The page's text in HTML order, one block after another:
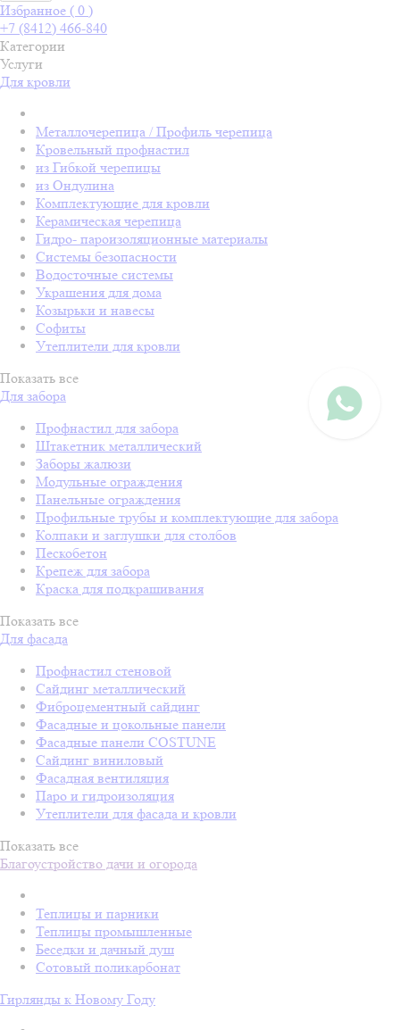
Избранное ( 0 )
+7 (8412) 466-840
Категории
Услуги
Для кровли
Металлочерепица / Профиль черепица
Кровельный профнастил
из Гибкой черепицы
из Ондулина
Комплектующие для кровли
Керамическая черепица
Гидро- пароизоляционные материалы
Системы безопасности
Водосточные системы
Украшения для дома
Козырьки и навесы
Софиты
Утеплители для кровли
Показать все
Для забора
Профнастил для забора
Штакетник металлический
Заборы жалюзи
Модульные ограждения
Панельные ограждения
Профильные трубы и комплектующие для забора
Колпаки и заглушки для столбов
Пескобетон
Крепеж для забора
Краска для подкрашивания
Показать все
Для фасада
Профнастил стеновой
Сайдинг металлический
Фиброцементный сайдинг
Фасадные и цокольные панели
Фасадные панели COSTUNE
Сайдинг виниловый
Фасадная вентиляция
Паро и гидроизоляция
Утеплители для фасада и кровли
Показать все
Благоустройство дачи и огорода
Теплицы и парники
Теплицы промышленные
Беседки и дачный душ
Сотовый поликарбонат
Гирлянды к Новому Году